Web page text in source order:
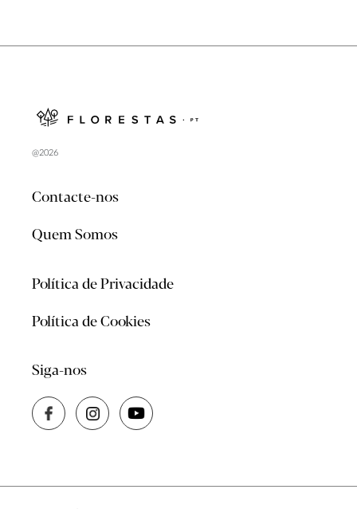
@2026
Contacte-nos
Quem Somos
Política de Privacidade
Política de Cookies
Siga-nos